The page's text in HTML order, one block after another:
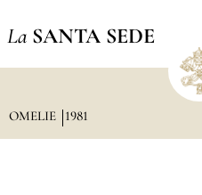
La SANTA SEDE
OMELIE 1981